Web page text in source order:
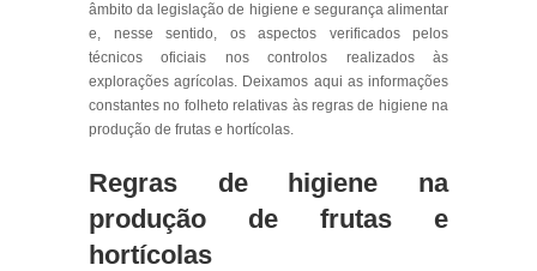
âmbito da legislação de higiene e segurança alimentar
e, nesse sentido, os aspectos verificados pelos
técnicos oficiais nos controlos realizados às
explorações agrícolas. Deixamos aqui as informações
constantes no folheto relativas às regras de higiene na
produção de frutas e hortícolas.
Regras de higiene na
produção de frutas e
hortícolas